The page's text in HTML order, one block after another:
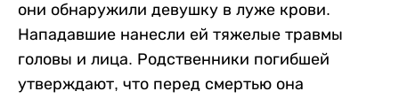
они обнаружили девушку в луже крови.
Нападавшие нанесли ей тяжелые травмы
головы и лица. Родственники погибшей
утверждают, что перед смертью она